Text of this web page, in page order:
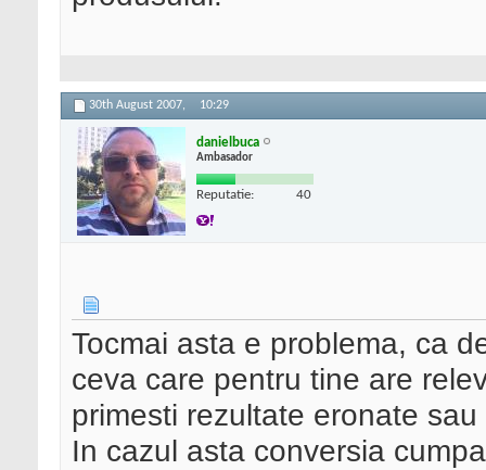
30th August 2007, 10:29
danielbuca
Ambasador
Reputatie: 40
Tocmai asta e problema, ca
ceva care pentru tine are
primesti rezultate eronate
In cazul asta conversia